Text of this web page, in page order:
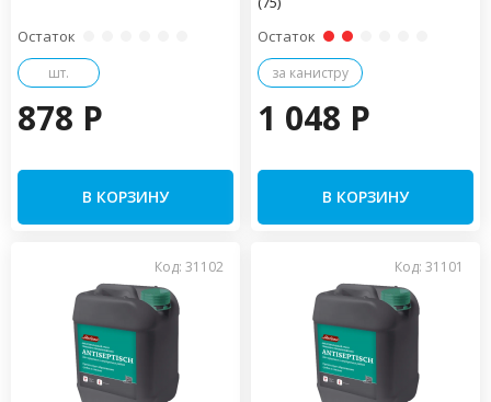
Остаток
шт.
878 P
В КОРЗИНУ
Остаток
за канистру
1 048 P
В КОРЗИНУ
Код: 31102 Код: 31101